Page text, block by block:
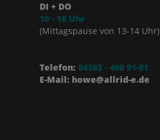
DI + DO
10 - 18 Uhr
(Mittagspause von 13-14 Uhr)
Telefon: 04392 - 400 91-91
E-Mail: howe@allrid-e.de